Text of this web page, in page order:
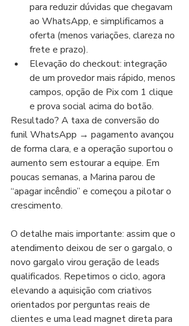
para reduzir dúvidas que chegavam
ao WhatsApp, e simplificamos a
oferta (menos variações, clareza no
frete e prazo).
Elevação do checkout: integração
de um provedor mais rápido, menos
campos, opção de Pix com 1 clique
e prova social acima do botão.
Resultado? A taxa de conversão do
funil WhatsApp → pagamento avançou
de forma clara, e a operação suportou o
aumento sem estourar a equipe. Em
poucas semanas, a Marina parou de
“apagar incêndio” e começou a pilotar o
crescimento.
O detalhe mais importante: assim que o
atendimento deixou de ser o gargalo, o
novo gargalo virou geração de leads
qualificados. Repetimos o ciclo, agora
elevando a aquisição com criativos
orientados por perguntas reais de
clientes e uma lead magnet direta para